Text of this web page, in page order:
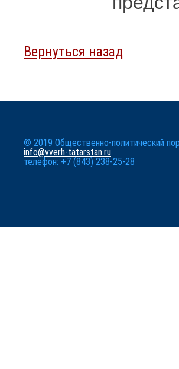
Вернуться назад
© 2019 Общественно-политический
info@vverh-tatarstan.ru
телефон: +7 (843) 238-25-28